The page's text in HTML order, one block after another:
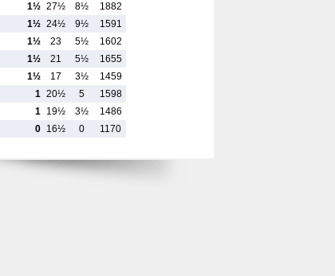
1½ 27½ 8½
1882
1½ 24½ 9½
1591
1½ 23 5½
1602
1½ 21 5½
1655
1½ 17 3½
1459
1 20½ 5
1598
1 19½ 3½
1486
0 16½ 0 1170